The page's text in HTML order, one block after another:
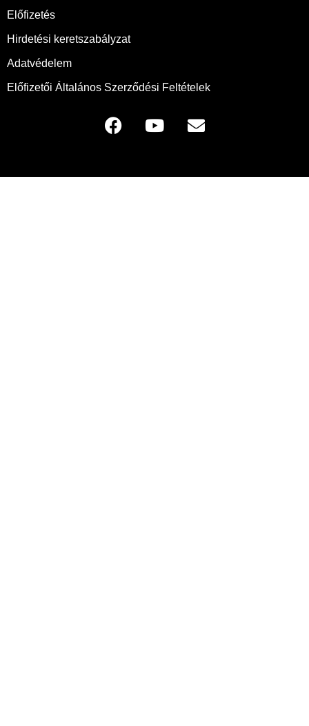
Előfizetés
Hirdetési keretszabályzat
Adatvédelem
Előfizetői Általános Szerződési Feltételek